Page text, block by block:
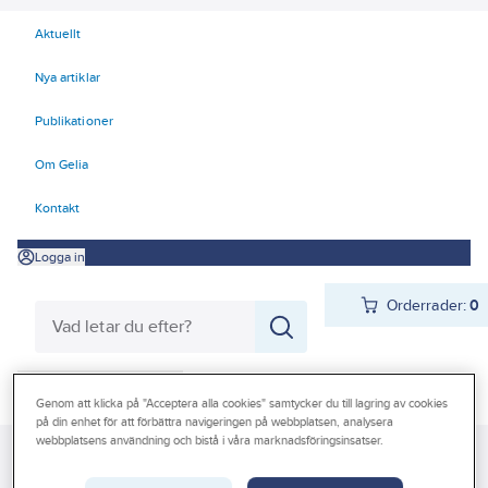
Aktuellt
Nya artiklar
Publikationer
Om Gelia
Kontakt
Logga in
Orderrader:0
Kampanjer
Beställ direkt
Genom att klicka på "Acceptera alla cookies" samtycker du till lagring av cookies
på din enhet för att förbättra navigeringen på webbplatsen, analysera
webbplatsens användning och bistå i våra marknadsföringsinsatser.